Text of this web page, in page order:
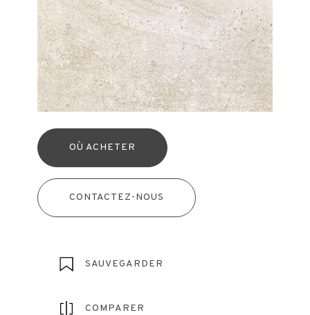
OÙ ACHETER
CONTACTEZ-NOUS
SAUVEGARDER
COMPARER